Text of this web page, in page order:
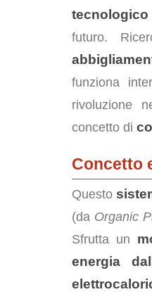
tecnologico
futuro.
funziona
rivoluzione
concetto di
Concetto
Questo
(da Organic
Sfrutta un
energia